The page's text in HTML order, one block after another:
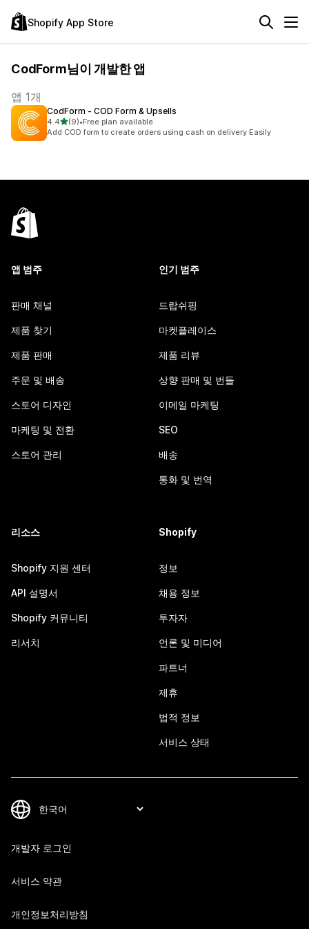
Shopify App Store
CodForm님이 개발한 앱
앱 1개
CodForm ‑ COD Form & Upsells
4.4별 5개 중
(9)
총 리뷰 9개
•Free plan available
Add COD form to create orders using cash on delivery Easily
앱 범주
판매 채널
제품 찾기
제품 판매
주문 및 배송
스토어 디자인
마케팅 및 전환
스토어 관리
인기 범주
드랍쉬핑
마켓플레이스
제품 리뷰
상향 판매 및 번들
이메일 마케팅
SEO
배송
통화 및 번역
리소스
Shopify 지원 센터
API 설명서
Shopify 커뮤니티
리서치
Shopify
정보
채용 정보
투자자
언론 및 미디어
파트너
제휴
법적 정보
서비스 상태
개발자 로그인
서비스 약관
개인정보처리방침